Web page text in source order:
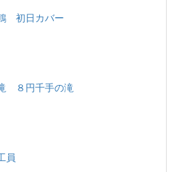
初日カバー
８円千手の滝
員